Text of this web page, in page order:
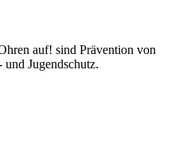
auf! sind Prävention von
Jugendschutz.